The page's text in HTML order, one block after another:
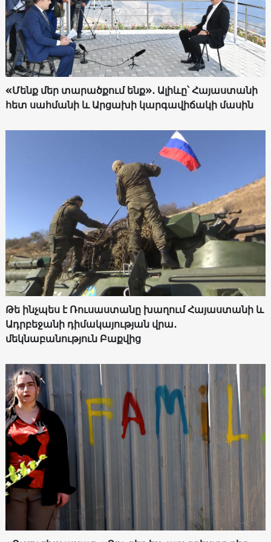
«Մենք մեր տարածքում ենք»․ Ալիևը՝ Հայաստանի
հետ սահմանի և Արցախի կարգավիճակի մասին
Թե ինչպես է Ռուսաստանը խաղում Հայաստանի և
Ադրբեջանի դիմակայության վրա․
մեկնաբանություն Բաքվից